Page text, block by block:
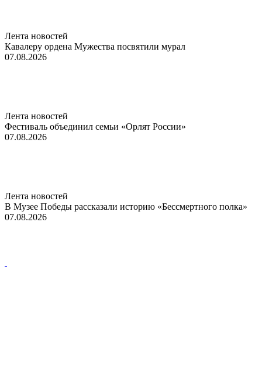
Лента новостей
Кавалеру ордена Мужества посвятили мурал
07.08.2026
Лента новостей
Фестиваль объединил семьи «Орлят России»
07.08.2026
Лента новостей
В Музее Победы рассказали историю «Бессмертного полка»
07.08.2026